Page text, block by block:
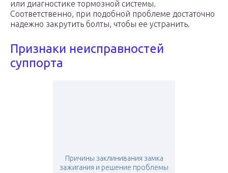
или диагностике тормозной системы.
Соответственно, при подобной проблеме достаточно
надежно закрутить болты, чтобы ее устранить.
Признаки неисправностей
суппорта
Причины заклинивания замка
зажигания и решение проблемы